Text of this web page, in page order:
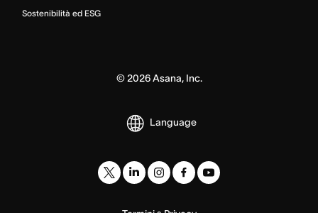
Sostenibilità ed ESG
© 2026Asana, Inc.
Language